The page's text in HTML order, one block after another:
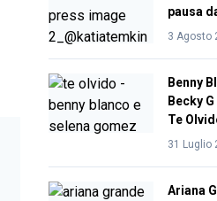
pausa
3 Agosto
Benny
Becky
Te
31 Luglio
Ariana